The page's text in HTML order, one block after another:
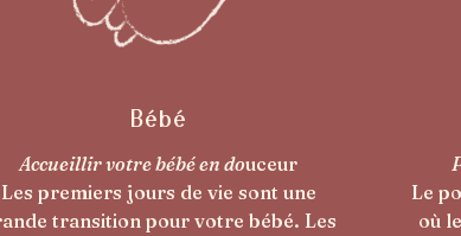
Post-partum
Prendre soin de la jeune maman
post-partum est une période intense
le corps et les émotions ont besoin